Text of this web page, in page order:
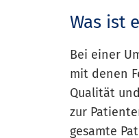
Was ist
Bei einer
mit denen
Qualität
zur
gesamte